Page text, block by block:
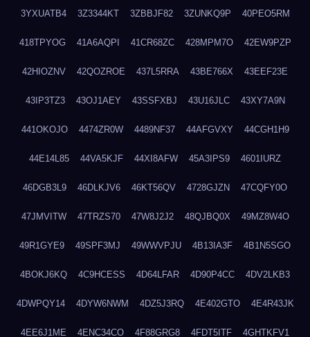
3YXUATB4 3Z3344KT 3ZBBJF82 3ZUNKQ9P 40PEO5RM
418TPYOG 41A6AQPI 41CR68ZC 428MPM7O 42EW9PZP
42HIOZNV 42QOZROE 437L5RRA 43BE766X 43EEF23E
43IP3TZ3 43OJ1AEY 43SSFXBJ 43U16JLC 43XY7A9N
441OKOJO 4474ZR0W 4489NF37 44AFGVXY 44CGH1H9
44E14L85 44VA5KJF 44XI8AFW 45A3IPS9 4601IURZ
46DGB3L9 46DLKJV6 46KT56QV 4728GJZN 47CQFY0O
47JMVITW 47TRZS70 47W8J2J2 48QJBQ0X 49MZ8W4O
49R1GYE9 49SPF3MJ 49WWVPJU 4B13IA3F 4B1N5SGO
4BOKJ6KQ 4C9HCESS 4D64LFAR 4D90P4CC 4DV2LKB3
4DWPQY14 4DYW6NWM 4DZ5J3RQ 4E402GTO 4E4R43JK
4EE6J1ME 4ENC34CO 4F88GRG8 4FDT5ITF 4GHTKFV1